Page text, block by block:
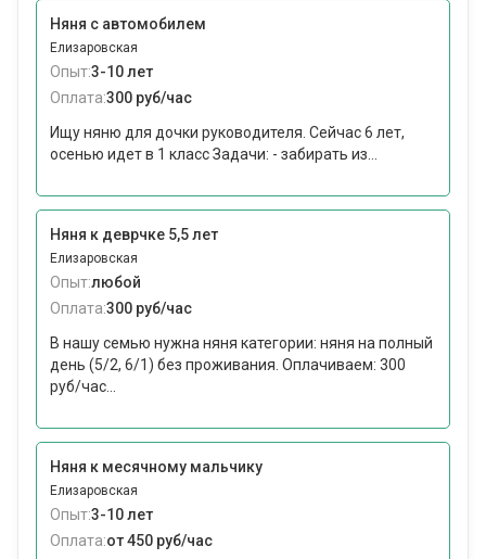
Няня с автомобилем
Елизаровская
Опыт:3-10 лет
Оплата:300 руб/час
Ищу няню для дочки руководителя. Сейчас 6 лет,
осенью идет в 1 класс Задачи: - забирать из...
Няня к деврчке 5,5 лет
Елизаровская
Опыт:любой
Оплата:300 руб/час
В нашу семью нужна няня категории: няня на полный
день (5/2, 6/1) без проживания. Оплачиваем: 300
руб/час...
Няня к месячному мальчику
Елизаровская
Опыт:3-10 лет
Оплата:от 450 руб/час